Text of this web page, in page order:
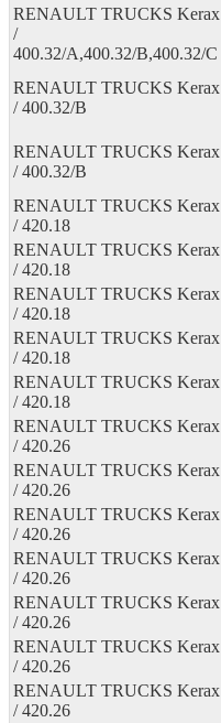
RENAULT TRUCKS Kerax
/
400.32/A,400.32/B,400.32/C
RENAULT TRUCKS Kerax
/ 400.32/B
RENAULT TRUCKS Kerax
/ 400.32/B
RENAULT TRUCKS Kerax
/ 420.18
RENAULT TRUCKS Kerax
/ 420.18
RENAULT TRUCKS Kerax
/ 420.18
RENAULT TRUCKS Kerax
/ 420.18
RENAULT TRUCKS Kerax
/ 420.18
RENAULT TRUCKS Kerax
/ 420.26
RENAULT TRUCKS Kerax
/ 420.26
RENAULT TRUCKS Kerax
/ 420.26
RENAULT TRUCKS Kerax
/ 420.26
RENAULT TRUCKS Kerax
/ 420.26
RENAULT TRUCKS Kerax
/ 420.26
RENAULT TRUCKS Kerax
/ 420.26